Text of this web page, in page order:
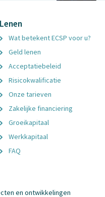
Lenen
Wat betekent ECSP voor u?
Geld lenen
Acceptatiebeleid
Risicokwalificatie
Onze tarieven
Zakelijke financiering
Groeikapitaal
Werkkapitaal
FAQ
en ontwikkelingen